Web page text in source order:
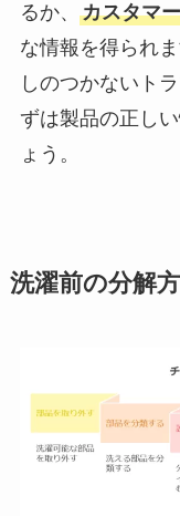
るか、 カスタマ
な情報を得られ
しのつかないト
ずは製品の正し
ょう。
洗濯前の分解